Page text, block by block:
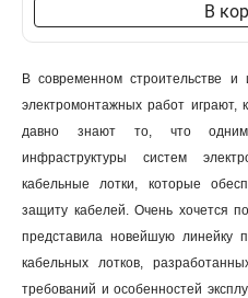
В
В современном строительстве и
электромонтажных работ играют,
давно знают то, что одним
инфраструктуры систем
кабельные лотки, которые
защиту кабелей. Очень хочется
представила новейшую линейку
кабельных лотков,
требований и особенностей